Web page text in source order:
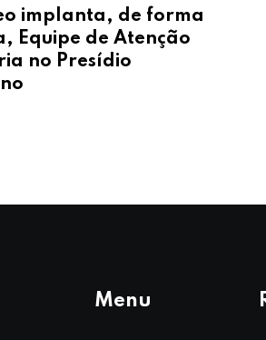
implanta, de forma
Equipe de Atenção
no Presídio
Menu